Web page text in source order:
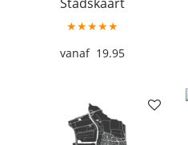
★★★★★
19.95